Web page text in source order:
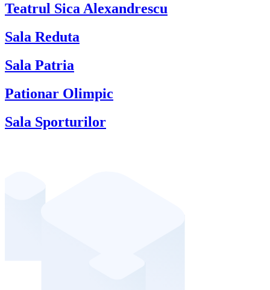
Teatrul Sica Alexandrescu
Sala Reduta
Sala Patria
Pationar Olimpic
Sala Sporturilor